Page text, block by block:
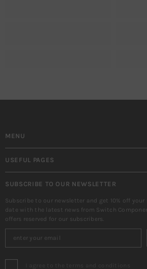
MENU
USEFUL PAGES
SUBSCRIBE TO OUR NEWSLETTER
Subscribe to our newsletter and get 10% off
date with the latest news from Switch
offers reserved for our subscribers.